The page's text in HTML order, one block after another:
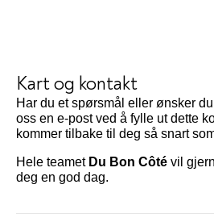
Kart og kontakt
Har du et spørsmål eller ønsker
oss en e-post ved å fylle ut dette
kommer tilbake til deg så snart
Hele teamet Du Bon Côté vil
deg en god dag.